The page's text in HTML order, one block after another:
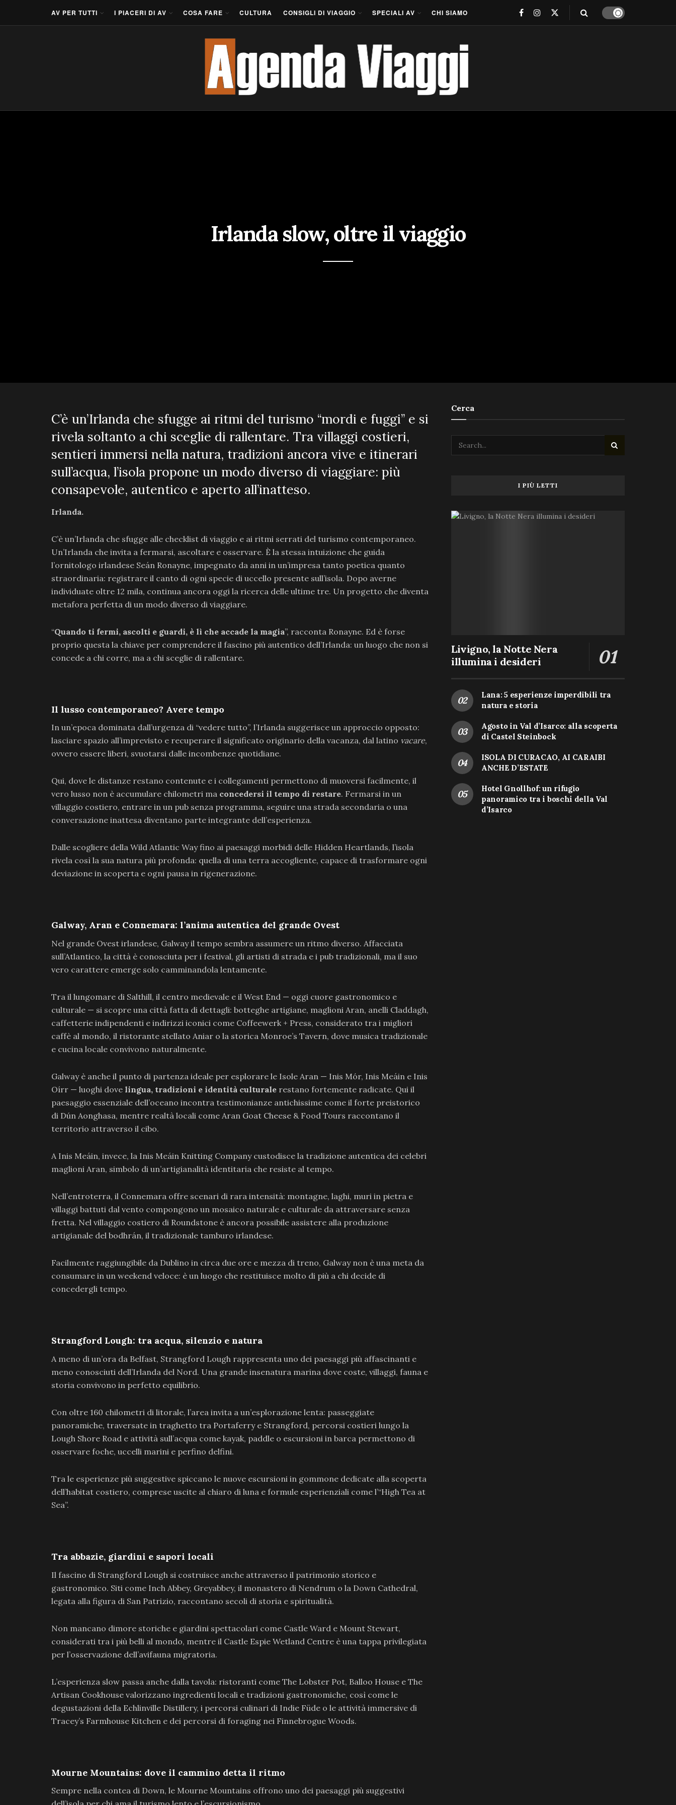
AV PER TUTTI I PIACERI DI AV COSA FARE CULTURA CONSIGLI DI VIAGGIO SPECIALI AV CHI SIAMO
Irlanda slow, oltre il viaggio
C’è un’Irlanda che sfugge ai ritmi del turismo “mordi e fuggi” e si
rivela soltanto a chi sceglie di rallentare. Tra villaggi costieri,
sentieri immersi nella natura, tradizioni ancora vive e itinerari
sull’acqua, l’isola propone un modo diverso di viaggiare: più
consapevole, autentico e aperto all’inatteso.
Irlanda.
C’è un’Irlanda che sfugge alle checklist di viaggio e ai ritmi serrati del turismo contemporaneo.
Un’Irlanda che invita a fermarsi, ascoltare e osservare. È la stessa intuizione che guida
l’ornitologo irlandese Seán Ronayne, impegnato da anni in un’impresa tanto poetica quanto
straordinaria: registrare il canto di ogni specie di uccello presente sull’isola. Dopo averne
individuate oltre 12 mila, continua ancora oggi la ricerca delle ultime tre. Un progetto che diventa
metafora perfetta di un modo diverso di viaggiare.
“Quando ti fermi, ascolti e guardi, è lì che accade la magia”, racconta Ronayne. Ed è forse
proprio questa la chiave per comprendere il fascino più autentico dell’Irlanda: un luogo che non si
concede a chi corre, ma a chi sceglie di rallentare.
Il lusso contemporaneo? Avere tempo
In un’epoca dominata dall’urgenza di “vedere tutto”, l’Irlanda suggerisce un approccio opposto:
lasciare spazio all’imprevisto e recuperare il significato originario della vacanza, dal latino vacare,
ovvero essere liberi, svuotarsi dalle incombenze quotidiane.
Qui, dove le distanze restano contenute e i collegamenti permettono di muoversi facilmente, il
vero lusso non è accumulare chilometri ma concedersi il tempo di restare. Fermarsi in un
villaggio costiero, entrare in un pub senza programma, seguire una strada secondaria o una
conversazione inattesa diventano parte integrante dell’esperienza.
Dalle scogliere della Wild Atlantic Way fino ai paesaggi morbidi delle Hidden Heartlands, l’isola
rivela così la sua natura più profonda: quella di una terra accogliente, capace di trasformare ogni
deviazione in scoperta e ogni pausa in rigenerazione.
Galway, Aran e Connemara: l’anima autentica del grande Ovest
Nel grande Ovest irlandese, Galway il tempo sembra assumere un ritmo diverso. Affacciata
sull’Atlantico, la città è conosciuta per i festival, gli artisti di strada e i pub tradizionali, ma il suo
vero carattere emerge solo camminandola lentamente.
Tra il lungomare di Salthill, il centro medievale e il West End — oggi cuore gastronomico e
culturale — si scopre una città fatta di dettagli: botteghe artigiane, maglioni Aran, anelli Claddagh,
caffetterie indipendenti e indirizzi iconici come Coffeewerk + Press, considerato tra i migliori
caffè al mondo, il ristorante stellato Aniar o la storica Monroe’s Tavern, dove musica tradizionale
e cucina locale convivono naturalmente.
Galway è anche il punto di partenza ideale per esplorare le Isole Aran — Inis Mór, Inis Meáin e Inis
Oírr — luoghi dove lingua, tradizioni e identità culturale restano fortemente radicate. Qui il
paesaggio essenziale dell’oceano incontra testimonianze antichissime come il forte preistorico
di Dún Aonghasa, mentre realtà locali come Aran Goat Cheese & Food Tours raccontano il
territorio attraverso il cibo.
A Inis Meáin, invece, la Inis Meáin Knitting Company custodisce la tradizione autentica dei celebri
maglioni Aran, simbolo di un’artigianalità identitaria che resiste al tempo.
Nell’entroterra, il Connemara offre scenari di rara intensità: montagne, laghi, muri in pietra e
villaggi battuti dal vento compongono un mosaico naturale e culturale da attraversare senza
fretta. Nel villaggio costiero di Roundstone è ancora possibile assistere alla produzione
artigianale del bodhrán, il tradizionale tamburo irlandese.
Facilmente raggiungibile da Dublino in circa due ore e mezza di treno, Galway non è una meta da
consumare in un weekend veloce: è un luogo che restituisce molto di più a chi decide di
concedergli tempo.
Strangford Lough: tra acqua, silenzio e natura
A meno di un’ora da Belfast, Strangford Lough rappresenta uno dei paesaggi più affascinanti e
meno conosciuti dell’Irlanda del Nord. Una grande insenatura marina dove coste, villaggi, fauna e
storia convivono in perfetto equilibrio.
Con oltre 160 chilometri di litorale, l’area invita a un’esplorazione lenta: passeggiate
panoramiche, traversate in traghetto tra Portaferry e Strangford, percorsi costieri lungo la
Lough Shore Road e attività sull’acqua come kayak, paddle o escursioni in barca permettono di
osservare foche, uccelli marini e perfino delfini.
Tra le esperienze più suggestive spiccano le nuove escursioni in gommone dedicate alla scoperta
dell’habitat costiero, comprese uscite al chiaro di luna e formule esperienziali come l’“High Tea at
Sea”.
Tra abbazie, giardini e sapori locali
Il fascino di Strangford Lough si costruisce anche attraverso il patrimonio storico e
gastronomico. Siti come Inch Abbey, Greyabbey, il monastero di Nendrum o la Down Cathedral,
legata alla figura di San Patrizio, raccontano secoli di storia e spiritualità.
Non mancano dimore storiche e giardini spettacolari come Castle Ward e Mount Stewart,
considerati tra i più belli al mondo, mentre il Castle Espie Wetland Centre è una tappa privilegiata
per l’osservazione dell’avifauna migratoria.
L’esperienza slow passa anche dalla tavola: ristoranti come The Lobster Pot, Balloo House e The
Artisan Cookhouse valorizzano ingredienti locali e tradizioni gastronomiche, così come le
degustazioni della Echlinville Distillery, i percorsi culinari di Indie Füde o le attività immersive di
Tracey’s Farmhouse Kitchen e dei percorsi di foraging nei Finnebrogue Woods.
Mourne Mountains: dove il cammino detta il ritmo
Sempre nella contea di Down, le Mourne Mountains offrono uno dei paesaggi più suggestivi
Cerca
I PIÙ LETTI
Livigno, la Notte Nera
illumina i desideri
Lana: 5 esperienze imperdibili tra
natura e storia
Agosto in Val d’Isarco: alla scoperta
di Castel Steinbock
ISOLA DI CURACAO, AI CARAIBI
ANCHE D’ESTATE
Hotel Gnollhof: un rifugio
panoramico tra i boschi della Val
d’Isarco